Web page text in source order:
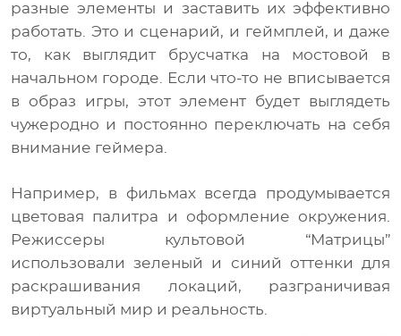
разные элементы и заставить их эффективно
работать. Это и сценарий, и геймплей, и даже
то, как выглядит брусчатка на мостовой в
начальном городе. Если что-то не вписывается
в образ игры, этот элемент будет выглядеть
чужеродно и постоянно переключать на себя
внимание геймера.
Например, в фильмах всегда продумывается
цветовая палитра и оформление окружения.
Режиссеры культовой “Матрицы”
использовали зеленый и синий оттенки для
раскрашивания локаций, разграничивая
виртуальный мир и реальность.